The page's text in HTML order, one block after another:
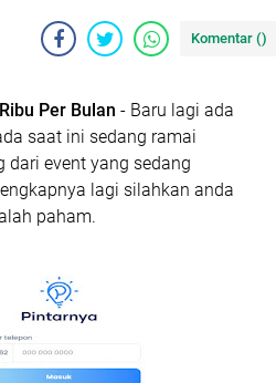
Komentar ()
Per Bulan - Baru lagi ada
saat ini sedang ramai
event yang sedang
lagi silahkan anda
paham.